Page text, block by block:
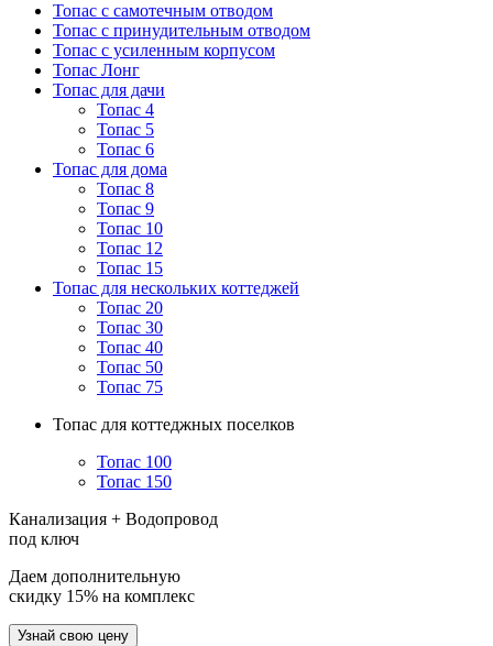
Топас с самотечным отводом
Топас с принудительным отводом
Топас с усиленным корпусом
Топас Лонг
Топас для дачи
Топас 4
Топас 5
Топас 6
Топас для дома
Топас 8
Топас 9
Топас 10
Топас 12
Топас 15
Топас для нескольких коттеджей
Топас 20
Топас 30
Топас 40
Топас 50
Топас 75
Топас для коттеджных поселков
Топас 100
Топас 150
Канализация + Водопровод
под ключ
Даем дополнительную
скидку 15% на комплекс
Узнай свою цену